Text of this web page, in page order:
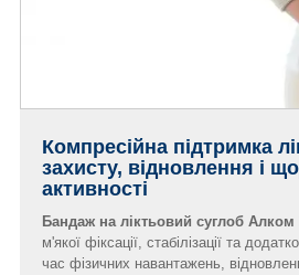
Компресійна підтримка
захисту, відновлення і
активності
Бандаж на ліктьовий суглоб Алком
м'якої фіксації, стабілізації та
час фізичних навантажень,